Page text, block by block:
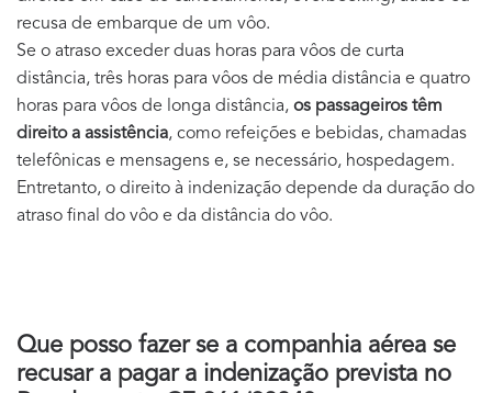
recusa de embarque de um vôo.
Se o atraso exceder duas horas para vôos de curta
distância, três horas para vôos de média distância e quatro
horas para vôos de longa distância, os passageiros têm
direito a assistência, como refeições e bebidas, chamadas
telefônicas e mensagens e, se necessário, hospedagem.
Entretanto, o direito à indenização depende da duração do
atraso final do vôo e da distância do vôo.
Que posso fazer se a companhia aérea se
recusar a pagar a indenização prevista no